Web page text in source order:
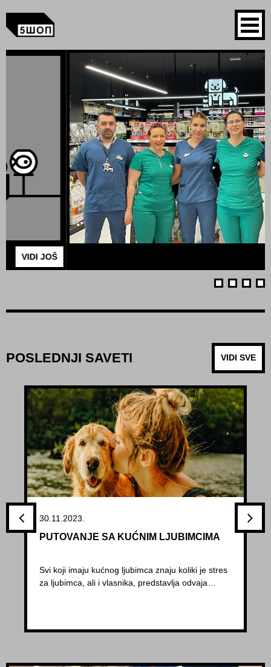
POSLEDNJI SAVETI VIDI SVE
30.11.2023.
PUTOVANJE SA KUĆNIM LJUBIMCIMA
Svi koji imaju kućnog ljubimca znaju koliki je stres
za ljubimca, ali i vlasnika, predstavlja odvaja…